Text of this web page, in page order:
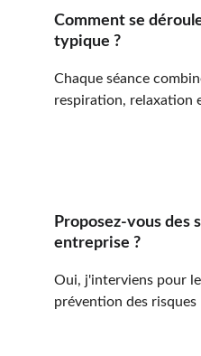
Comment se
typique ?
Chaque séance
respiration, relaxation
Proposez-vous des
entreprise ?
Oui, j'interviens pour
prévention des risques